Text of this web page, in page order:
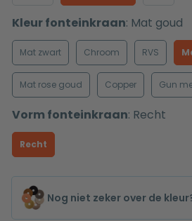
Kleur fonteinkraan: Mat goud
Mat zwart Chroom RVS
Mat rose goud Copper Gun
Vorm fonteinkraan: Recht
Recht
Nog niet zeker over de